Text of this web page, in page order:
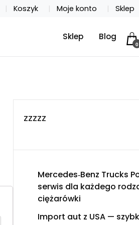
Koszyk Moje konto Sklep
Sklep Blog
0
zzzzz
Mercedes‑Benz Trucks
serwis dla każdego
ciężarówki
Import aut z USA —